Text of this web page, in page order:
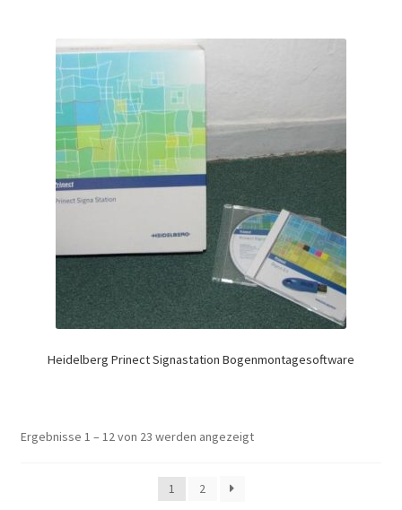
Heidelberg Prinect Signastation Bogenmontagesoftware
Ergebnisse 1 – 12 von 23 werden angezeigt
1 2